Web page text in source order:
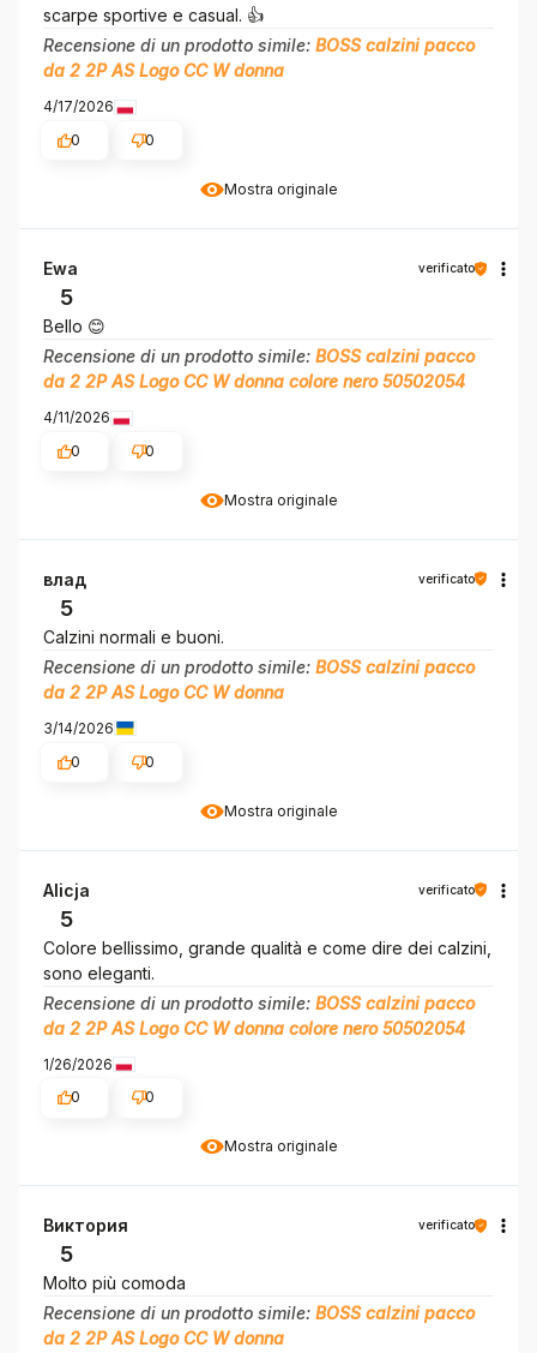
Mostra originale
scarpe sportive e casual. 👍️
Recensione di un prodotto simile: BOSS calzini pacco
da 2 2P AS Logo CC W donna
4/17/2026
0
0
Mostra originale
Ewa verificato
5
Bello 😊
Recensione di un prodotto simile: BOSS calzini pacco
da 2 2P AS Logo CC W donna colore nero 50502054
4/11/2026
0
0
Mostra originale
влад verificato
5
Calzini normali e buoni.
Recensione di un prodotto simile: BOSS calzini pacco
da 2 2P AS Logo CC W donna
3/14/2026
0
0
Mostra originale
Alicja verificato
5
Colore bellissimo, grande qualità e come dire dei calzini,
sono eleganti.
Recensione di un prodotto simile: BOSS calzini pacco
da 2 2P AS Logo CC W donna colore nero 50502054
1/26/2026
0
0
Виктория verificato
5
Molto più comoda
Recensione di un prodotto simile: BOSS calzini pacco
da 2 2P AS Logo CC W donna